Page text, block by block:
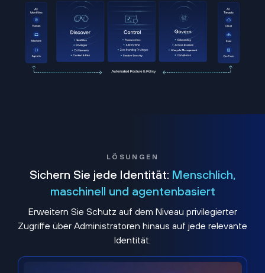
LÖSUNGEN
Sichern Sie jede Identität: Menschlich,
maschinell und agentenbasiert
Erweitern Sie Schutz auf dem Niveau privilegierter
Zugriffe über Administratoren hinaus auf jede relevante
Identität.